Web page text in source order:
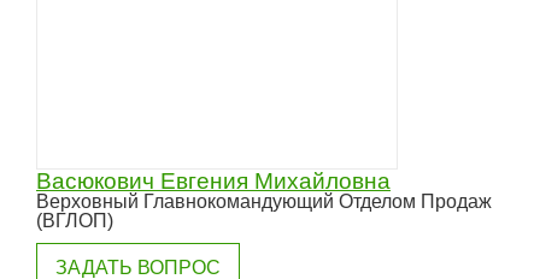
Васюкович Евгения Михайловна
Верховный Главнокомандующий Отделом Продаж
(ВГЛОП)
ЗАДАТЬ ВОПРОС